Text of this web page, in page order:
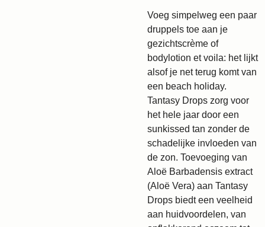
Voeg simpelweg een paar
druppels toe aan je
gezichtscrème of
bodylotion et voila: het lijkt
alsof je net terug komt van
een beach holiday.
Tantasy Drops zorg voor
het hele jaar door een
sunkissed tan zonder de
schadelijke invloeden van
de zon. Toevoeging van
Aloë Barbadensis extract
(Aloë Vera) aan Tantasy
Drops biedt een veelheid
aan huidvoordelen, van